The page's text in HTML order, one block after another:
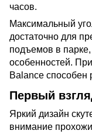
часов.
Максимальный
достаточно для
подъемов в
особенностей.
Balance способен
Первый
Яркий дизайн
внимание